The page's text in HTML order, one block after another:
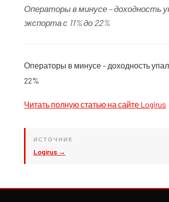
Операторы в минусе – доходность
экспорта с 11% до 22%
Операторы в минусе – доходность
22%
Читать полную статью на сайте Logirus
ИСТОЧНИК
Logirus →